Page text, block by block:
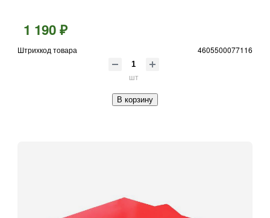
1 190 ₽
Штрихкод товара 4605500077116
шт
В корзину